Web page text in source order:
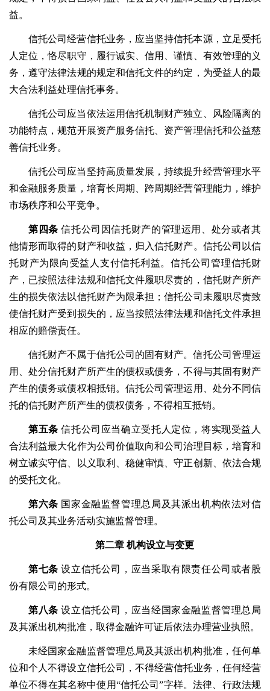
益。
信托公司经营信托业务，应当坚持信托本源，立足受托
人定位，恪尽职守，履行诚实、信用、谨慎、有效管理的义
务，遵守法律法规的规定和信托文件的约定，为受益人的最
大合法利益处理信托事务。
信托公司应当依法运用信托机制财产独立、风险隔离的
功能特点，规范开展资产服务信托、资产管理信托和公益慈
善信托业务。
信托公司应当坚持高质量发展，持续提升经营管理水平
和金融服务质量，培育长周期、跨周期经营管理能力，维护
市场秩序和公平竞争。
第四条 信托公司因信托财产的管理运用、处分或者其
他情形而取得的财产和收益，归入信托财产。信托公司以信
托财产为限向受益人支付信托利益。信托公司管理信托财
产，已按照法律法规和信托文件履职尽责的，信托财产所产
生的损失依法以信托财产为限承担；信托公司未履职尽责致
使信托财产受到损失的，应当按照法律法规和信托文件承担
相应的赔偿责任。
信托财产不属于信托公司的固有财产。信托公司管理运
用、处分信托财产所产生的债权或债务，不得与其固有财产
产生的债务或债权相抵销。信托公司管理运用、处分不同信
托的信托财产所产生的债权债务，不得相互抵销。
第五条 信托公司应当确立受托人定位，将实现受益人
合法利益最大化作为公司价值取向和公司治理目标，培育和
树立诚实守信、以义取利、稳健审慎、守正创新、依法合规
的受托文化。
第六条 国家金融监督管理总局及其派出机构依法对信
托公司及其业务活动实施监督管理。
第二章 机构设立与变更
第七条 设立信托公司，应当采取有限责任公司或者股
份有限公司的形式。
第八条 设立信托公司，应当经国家金融监督管理总局
及其派出机构批准，取得金融许可证后依法办理营业执照。
未经国家金融监督管理总局及其派出机构批准，任何单
位和个人不得设立信托公司，不得经营信托业务，任何经营
单位不得在其名称中使用“信托公司”字样。法律、行政法规